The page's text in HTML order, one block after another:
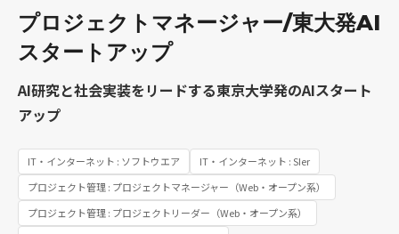
プロジェクトマネージャー/東大発AI
スタートアップ
AI研究と社会実装をリードする東京大学発のAIスタート
アップ
IT・インターネット : ソフトウエア
IT・インターネット : SIer
プロジェクト管理 : プロジェクトマネージャー（Web・オープン系）
プロジェクト管理 : プロジェクトリーダー（Web・オープン系）